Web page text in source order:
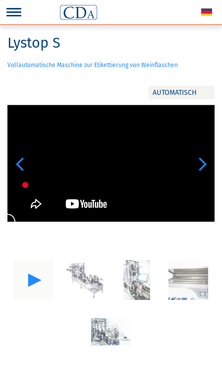
AUTOMATISCH
Previous Next
Lystop S
Vollautomatische Maschine zur Etikettierung von Weinflaschen